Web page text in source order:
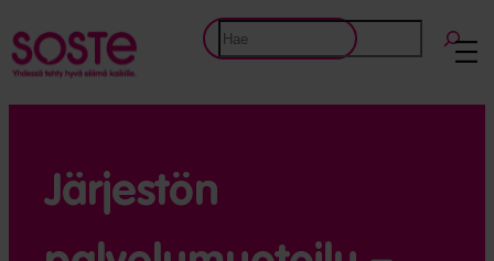
Etsi
Järjestön